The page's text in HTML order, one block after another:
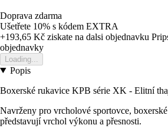
Doprava zdarma
Ušetřete 10% s kódem EXTRA
+193,65 Kč ziskate na dalsi objednavku
objednavky
Loading...
Popis
Boxerské rukavice KPB série XK - Elitní
Navrženy pro vrcholové sportovce,
představují vrchol výkonu a přesnosti.